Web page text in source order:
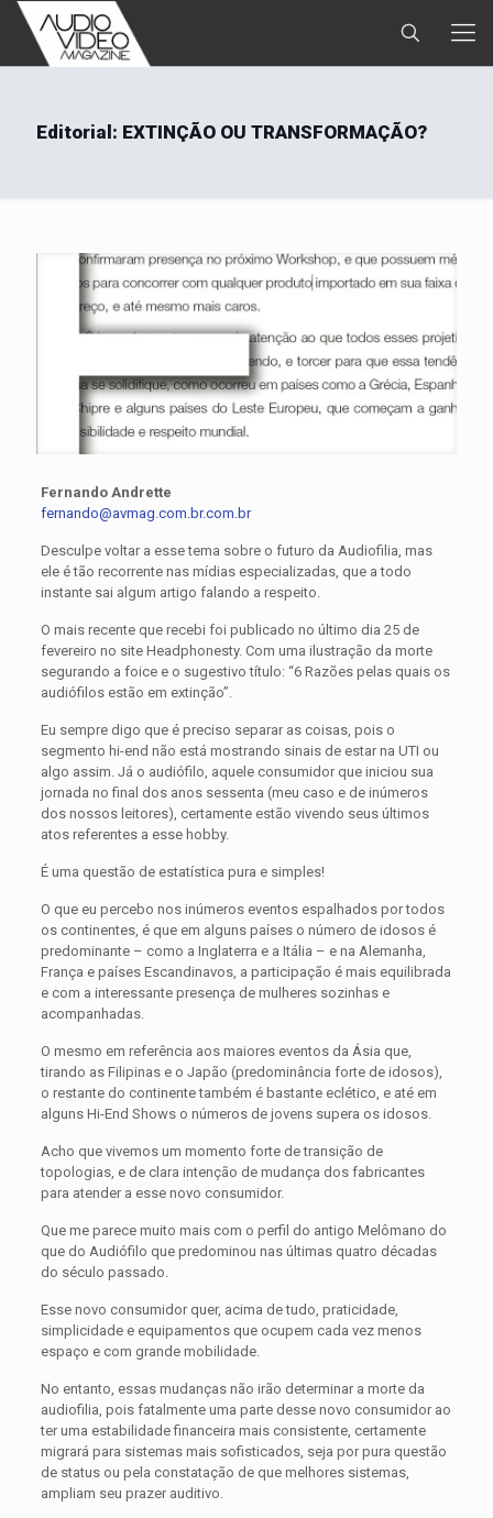
Editorial: EXTINÇÃO OU TRANSFORMAÇÃO?
Fernando Andrette
fernando@avmag.com.br.com.br
Desculpe voltar a esse tema sobre o futuro da Audiofilia, mas
ele é tão recorrente nas mídias especializadas, que a todo
instante sai algum artigo falando a respeito.
O mais recente que recebi foi publicado no último dia 25 de
fevereiro no site Headphonesty. Com uma ilustração da morte
segurando a foice e o sugestivo título: “6 Razões pelas quais os
audiófilos estão em extinção”.
Eu sempre digo que é preciso separar as coisas, pois o
segmento hi-end não está mostrando sinais de estar na UTI ou
algo assim. Já o audiófilo, aquele consumidor que iniciou sua
jornada no final dos anos sessenta (meu caso e de inúmeros
dos nossos leitores), certamente estão vivendo seus últimos
atos referentes a esse hobby.
É uma questão de estatística pura e simples!
O que eu percebo nos inúmeros eventos espalhados por todos
os continentes, é que em alguns países o número de idosos é
predominante – como a Inglaterra e a Itália – e na Alemanha,
França e países Escandinavos, a participação é mais equilibrada
e com a interessante presença de mulheres sozinhas e
acompanhadas.
O mesmo em referência aos maiores eventos da Ásia que,
tirando as Filipinas e o Japão (predominância forte de idosos),
o restante do continente também é bastante eclético, e até em
alguns Hi-End Shows o números de jovens supera os idosos.
Acho que vivemos um momento forte de transição de
topologias, e de clara intenção de mudança dos fabricantes
para atender a esse novo consumidor.
Que me parece muito mais com o perfil do antigo Melômano do
que do Audiófilo que predominou nas últimas quatro décadas
do século passado.
Esse novo consumidor quer, acima de tudo, praticidade,
simplicidade e equipamentos que ocupem cada vez menos
espaço e com grande mobilidade.
No entanto, essas mudanças não irão determinar a morte da
audiofilia, pois fatalmente uma parte desse novo consumidor ao
ter uma estabilidade financeira mais consistente, certamente
migrará para sistemas mais sofisticados, seja por pura questão
de status ou pela constatação de que melhores sistemas,
ampliam seu prazer auditivo.